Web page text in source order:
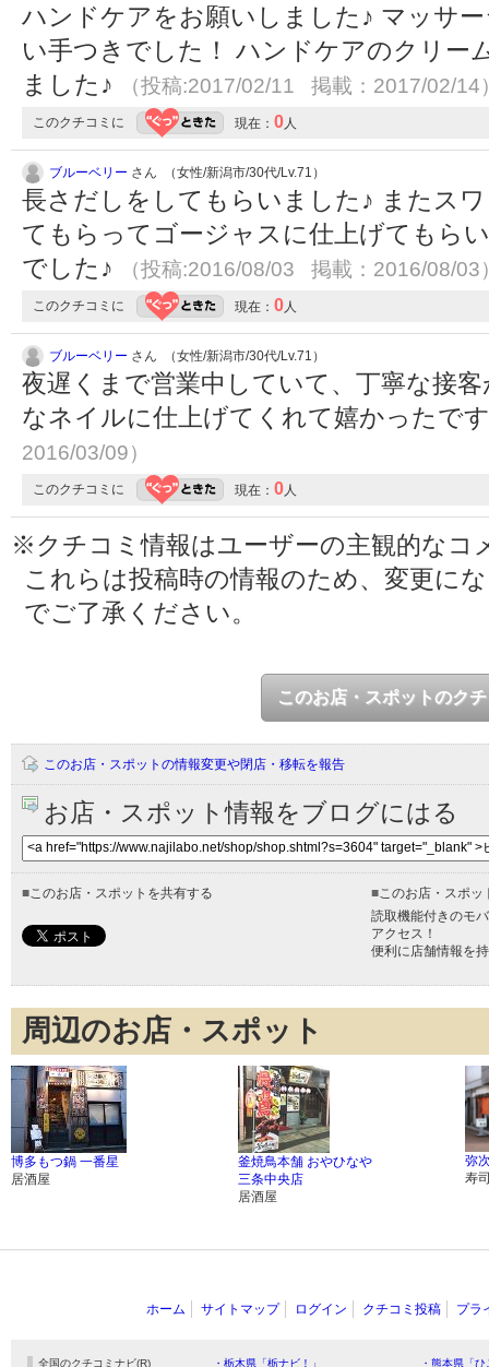
ハンドケアをお願いしました♪ マッサ
い手つきでした！ ハンドケアのクリー
ました♪
（投稿:2017/02/11 掲載：2017/02/14
このクチコミに 現在： 0 人
ブルーベリー さん （女性/新潟市/30代/Lv.71）
長さだしをしてもらいました♪ またス
てもらってゴージャスに仕上げてもら
でした♪
（投稿:2016/08/03 掲載：2016/08/03
このクチコミに 現在： 0 人
ブルーベリー さん （女性/新潟市/30代/Lv.71）
夜遅くまで営業中していて、丁寧な接
なネイルに仕上げてくれて嬉かったで
2016/03/09）
このクチコミに 現在： 0 人
※クチコミ情報はユーザーの主観的なコ
これらは投稿時の情報のため、変更に
でご了承ください。
このお店・スポットのク
このお店・スポットの情報変更や閉店・移転を報告
お店・スポット情報をブログにはる
■ このお店・スポットを共有する ■ このお店・スポ
読取機能付きのモ
アクセス！
便利に店舗情報を
周辺のお店・スポット
博多もつ鍋 一番星
居酒屋
釜焼鳥本舗 おやひなや
三条中央店
居酒屋
弥
寿
ホーム サイトマップ ログイン クチコミ投稿 プラ
全国のクチコミナビ(R) ・栃木県「栃ナビ！」 ・熊本県「